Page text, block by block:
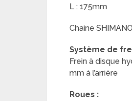
L : 175mm
Chaine
Système de
Frein à disque
mm à l’arrière
Roues :